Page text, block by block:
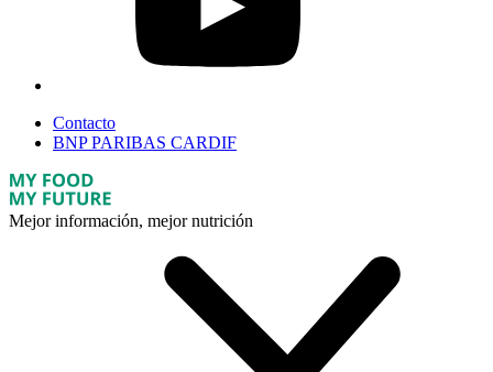
Contacto
BNP PARIBAS CARDIF
Mejor información, mejor nutrición